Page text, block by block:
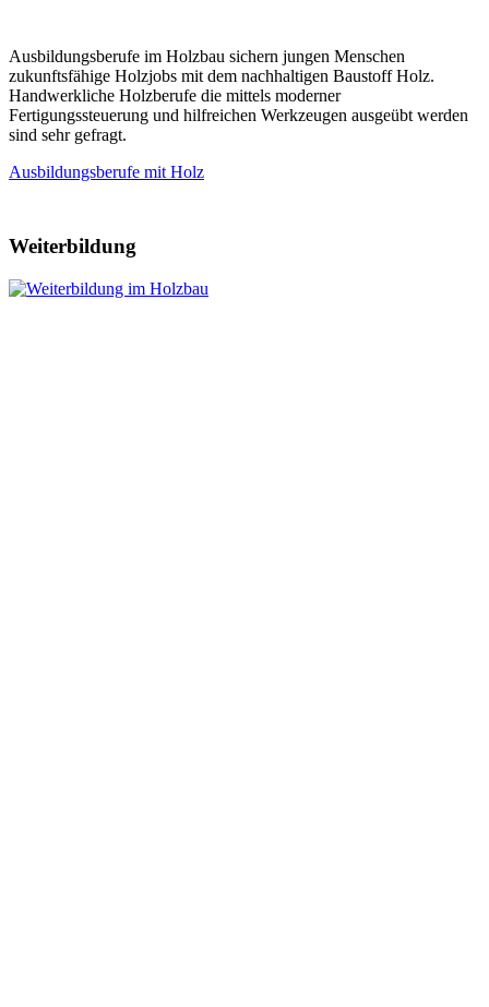
Ausbildungsberufe im Holzbau sichern jungen Menschen
zukunftsfähige Holzjobs mit dem nachhaltigen Baustoff Holz.
Handwerkliche Holzberufe die mittels moderner
Fertigungssteuerung und hilfreichen Werkzeugen ausgeübt werden
sind sehr gefragt.
Ausbildungsberufe mit Holz
Weiterbildung